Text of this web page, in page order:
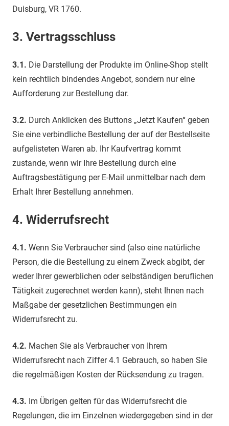
Duisburg, VR 1760.
3. Vertragsschluss
3.1. Die Darstellung der Produkte im Online-Shop stellt
kein rechtlich bindendes Angebot, sondern nur eine
Aufforderung zur Bestellung dar.
3.2. Durch Anklicken des Buttons „Jetzt Kaufen“ geben
Sie eine verbindliche Bestellung der auf der Bestellseite
aufgelisteten Waren ab. Ihr Kaufvertrag kommt
zustande, wenn wir Ihre Bestellung durch eine
Auftragsbestätigung per E-Mail unmittelbar nach dem
Erhalt Ihrer Bestellung annehmen.
4. Widerrufsrecht
4.1. Wenn Sie Verbraucher sind (also eine natürliche
Person, die die Bestellung zu einem Zweck abgibt, der
weder Ihrer gewerblichen oder selbständigen beruflichen
Tätigkeit zugerechnet werden kann), steht Ihnen nach
Maßgabe der gesetzlichen Bestimmungen ein
Widerrufsrecht zu.
4.2. Machen Sie als Verbraucher von Ihrem
Widerrufsrecht nach Ziffer 4.1 Gebrauch, so haben Sie
die regelmäßigen Kosten der Rücksendung zu tragen.
4.3. Im Übrigen gelten für das Widerrufsrecht die
Regelungen, die im Einzelnen wiedergegeben sind in der